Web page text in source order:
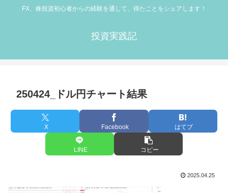
FX、株投資初心者からの経験を通して、得たことをシェアします！
投資実践記
250424_ドル円チャート結果
X Facebook はてブ
LINE コピー
2025.04.25